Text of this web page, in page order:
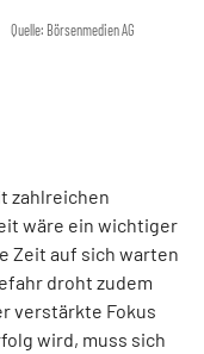
Quelle: Börsenmedien AG
zahlreichen
wäre ein wichtiger
Zeit auf sich warten
droht zudem
verstärkte Fokus
wird, muss sich